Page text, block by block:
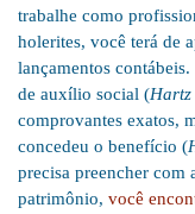
trabalhe como
holerites, você terá de
lançamentos
de auxílio social (
comprovantes exatos,
concedeu o benefício (
precisa preencher com
patrimônio, você